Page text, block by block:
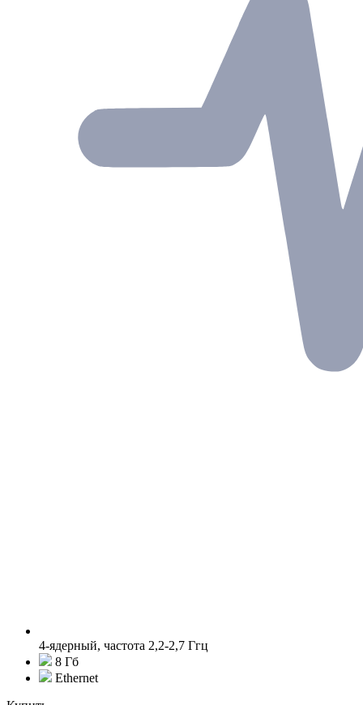
4-ядерный, частота 2,2-2,7 Ггц
8 Гб
Ethernet